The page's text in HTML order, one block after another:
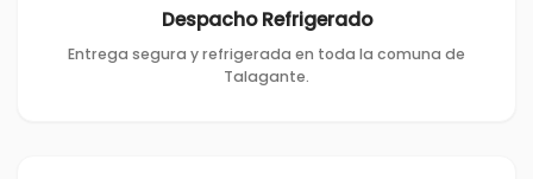
Despacho Refrigerado
Entrega segura y refrigerada en toda la comuna de
Talagante.